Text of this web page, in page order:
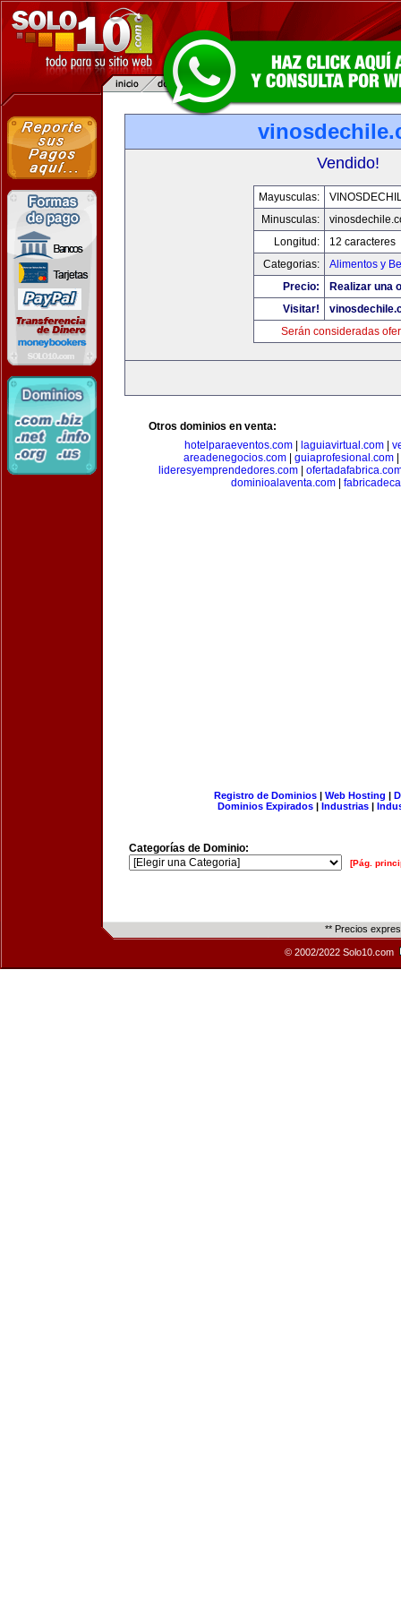
Vendido!
Mayusculas:
Minusculas:
Longitud:
12 caracteres
Categorias:
Alimentos y
Precio:
Realizar una
Visitar!
Serán consideradas
Otros dominios en venta:
hotelparaeventos.com
laguiavirtual.com
areadenegocios.com
guiaprofesional.com
lideresyemprendedores.com
dominioalaventa.com|
Registro de Dominios| Web Hosting |
Dominios Expirados | Industrias |
Categorías de Dominio:
[Pág.
** Precios
© 2002/2022 Solo10.com